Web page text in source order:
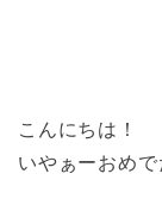
こんにちは！
いやぁーおめ